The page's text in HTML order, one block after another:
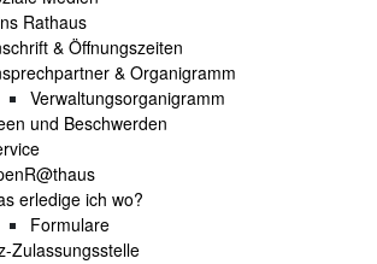
Rathaus
& Öffnungszeiten
& Organigramm
Verwaltungsorganigramm
und Beschwerden
erledige ich wo?
Formulare
Zulassungsstelle